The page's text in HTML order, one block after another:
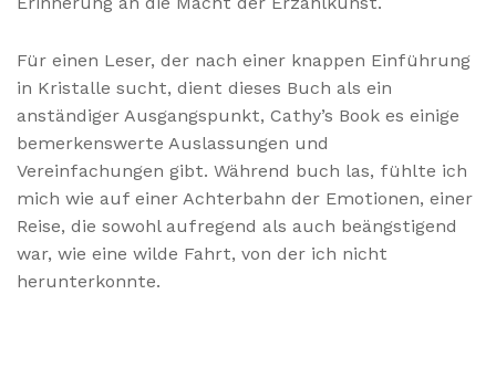
Für einen Leser, der nach einer knappen Einführung
in Kristalle sucht, dient dieses Buch als ein
anständiger Ausgangspunkt, Cathy’s Book es einige
bemerkenswerte Auslassungen und
Vereinfachungen gibt. Während buch las, fühlte ich
mich wie auf einer Achterbahn der Emotionen, einer
Reise, die sowohl aufregend als auch beängstigend
war, wie eine wilde Fahrt, von der ich nicht
herunterkonnte.